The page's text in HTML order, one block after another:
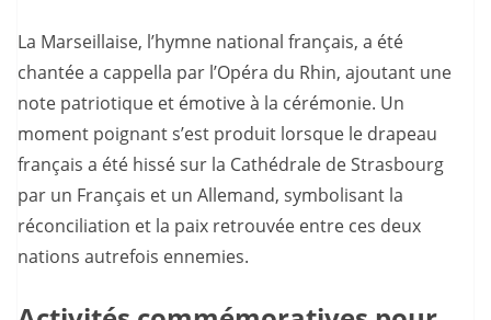
La Marseillaise, l’hymne national français, a été
chantée a cappella par l’Opéra du Rhin, ajoutant une
note patriotique et émotive à la cérémonie. Un
moment poignant s’est produit lorsque le drapeau
français a été hissé sur la Cathédrale de Strasbourg
par un Français et un Allemand, symbolisant la
réconciliation et la paix retrouvée entre ces deux
nations autrefois ennemies.